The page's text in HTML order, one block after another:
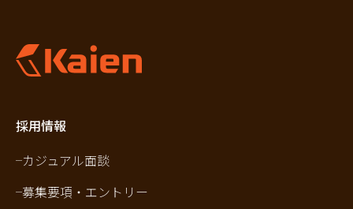
採用情報
カジュアル面談
募集要項・エントリー